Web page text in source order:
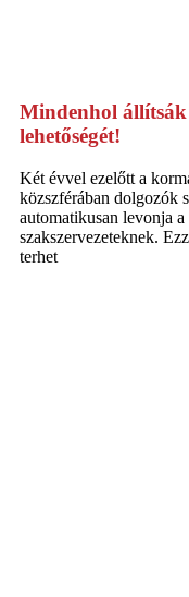
Mindenhol állítsák
lehetőségét!
Két évvel ezelőtt a
közszférában dolgozók
automatikusan levonja
szakszervezeteknek.
terhet